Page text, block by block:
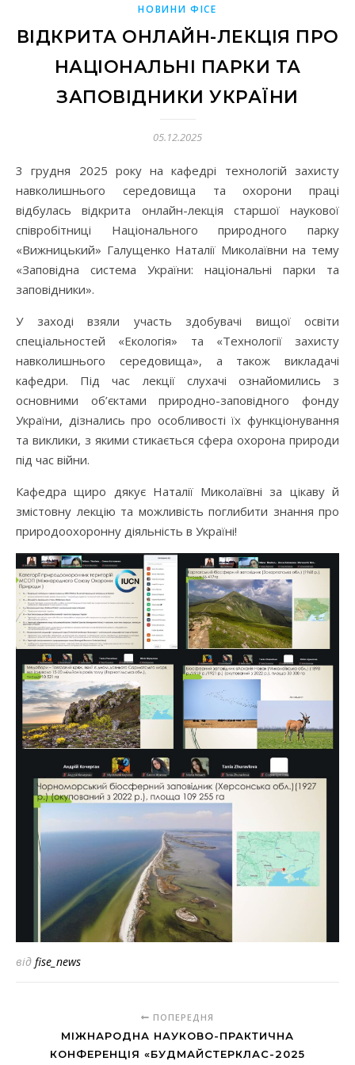
НОВИНИ ФІСЕ
ВІДКРИТА ОНЛАЙН-ЛЕКЦІЯ ПРО
НАЦІОНАЛЬНІ ПАРКИ ТА
ЗАПОВІДНИКИ УКРАЇНИ
05.12.2025
3 грудня 2025 року на кафедрі технологій захисту
навколишнього середовища та охорони праці
відбулась відкрита онлайн-лекція старшої наукової
співробітниці Національного природного парку
«Вижницький» Галущенко Наталії Миколаївни на тему
«Заповідна система України: національні парки та
заповідники».
У заході взяли участь здобувачі вищої освіти
спеціальностей «Екологія» та «Технології захисту
навколишнього середовища», а також викладачі
кафедри. Під час лекції слухачі ознайомились з
основними об’єктами природно-заповідного фонду
України, дізнались про особливості їх функціонування
та виклики, з якими стикається сфера охорона природи
під час війни.
Кафедра щиро дякує Наталії Миколаївні за цікаву й
змістовну лекцію та можливість поглибити знання про
природоохоронну діяльність в Україні!
від fise_news
ПОПЕРЕДНЯ
МІЖНАРОДНА НАУКОВО-ПРАКТИЧНА
КОНФЕРЕНЦІЯ «БУДМАЙСТЕРКЛАС-2025